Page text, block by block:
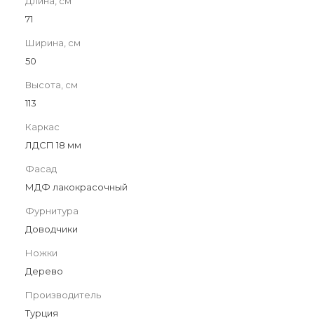
71
Ширина, см
50
Высота, см
113
Каркас
ЛДСП 18 мм
Фасад
МДФ лакокрасочный
Фурнитура
Доводчики
Ножки
Дерево
Производитель
Турция